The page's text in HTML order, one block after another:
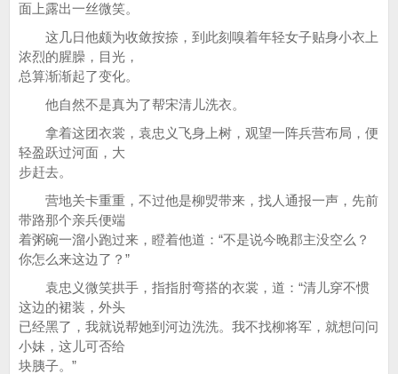
面上露出一丝微笑。
这几日他颇为收敛按捺，到此刻嗅着年轻女子贴身小衣上
浓烈的腥臊，目光，
总算渐渐起了变化。
他自然不是真为了帮宋清儿洗衣。
拿着这团衣裳，袁忠义飞身上树，观望一阵兵营布局，便
轻盈跃过河面，大
步赶去。
营地关卡重重，不过他是柳焽带来，找人通报一声，先前
带路那个亲兵便端
着粥碗一溜小跑过来，瞪着他道：“不是说今晚郡主没空么？
你怎么来这边了？”
袁忠义微笑拱手，指指肘弯搭的衣裳，道：“清儿穿不惯
这边的裙装，外头
已经黑了，我就说帮她到河边洗洗。我不找柳将军，就想问问
小妹，这儿可否给
块胰子。”